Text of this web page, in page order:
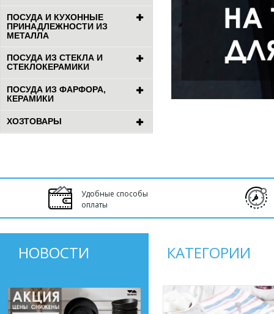
ПОСУДА И КУХОННЫЕ
ПРИНАДЛЕЖНОСТИ ИЗ
МЕТАЛЛА
ПОСУДА ИЗ СТЕКЛА И
СТЕКЛОКЕРАМИКИ
ПОСУДА ИЗ ФАРФОРА,
КЕРАМИКИ
ХОЗТОВАРЫ
Удобные способы
оплаты
НОВОСТИ КАТЕГОРИИ